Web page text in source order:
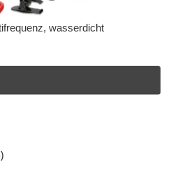
wasserdicht